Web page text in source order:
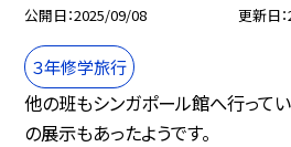
公開日 2025/09/08 更新日
３年修学旅行
他の班もシンガポール館へ行って
の展示もあったようです。